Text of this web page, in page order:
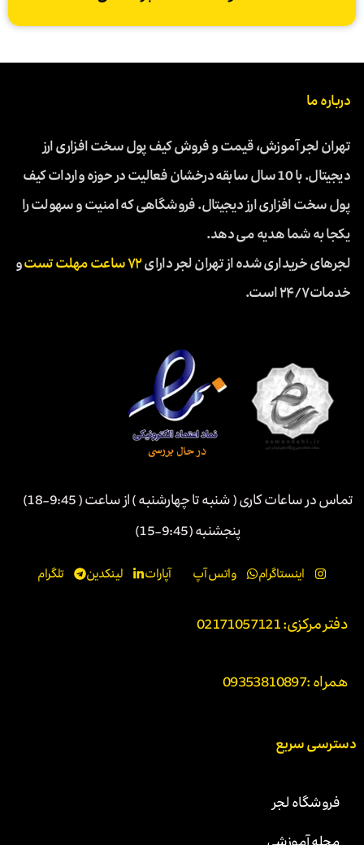
درباره ما
تهران لجر آموزش، قیمت و فروش کیف پول سخت افزاری ارز
دیجیتال. با 10 سال سابقه درخشان فعالیت در حوزه واردات کیف
پول سخت افزاری ارز دیجیتال. فروشگاهی که امنیت و سهولت را
یکجا به شما هدیه می دهد.
لجرهای خریداری شده از تهران لجر دارای۷۲ ساعت مهلت تست
و
خدمات ۲۴/۷ است.
تماس در ساعات کاری ( شنبه تا چهارشنبه ) از ساعت ( 9:45-18)
پنجشنبه (9:45-15)
اینستاگرام واتس آپ آپارات لینکدین تلگرام
دفتر مرکزی: 02171057121
همراه :09353810897
دسترسی سریع
فروشگاه لجر
مجله آموزشی